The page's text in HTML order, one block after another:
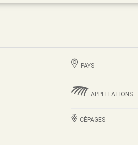
PAYS
APPELLATIONS
CÉPAGES